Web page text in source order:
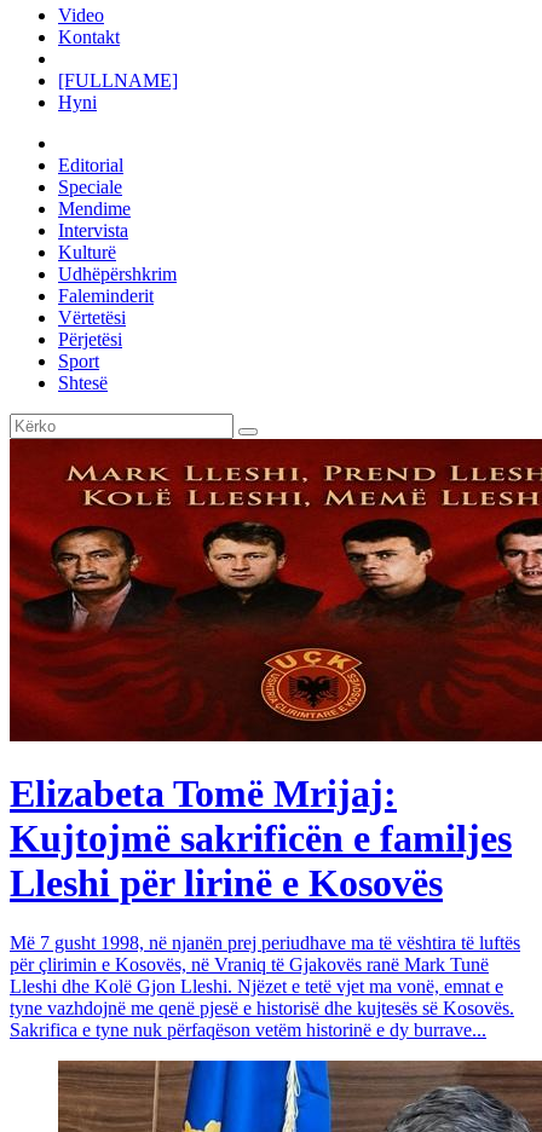
Video
Kontakt
[FULLNAME]
Hyni
Editorial
Speciale
Mendime
Intervista
Kulturë
Udhëpërshkrim
Faleminderit
Vërtetësi
Përjetësi
Sport
Shtesë
Elizabeta Tomë Mrijaj:
Kujtojmë sakrificën e familjes
Lleshi për lirinë e Kosovës
Më 7 gusht 1998, në njanën prej periudhave ma të vështira të luftës
për çlirimin e Kosovës, në Vraniq të Gjakovës ranë Mark Tunë
Lleshi dhe Kolë Gjon Lleshi. Njëzet e tetë vjet ma vonë, emnat e
tyne vazhdojnë me qenë pjesë e historisë dhe kujtesës së Kosovës.
Sakrifica e tyne nuk përfaqëson vetëm historinë e dy burrave...